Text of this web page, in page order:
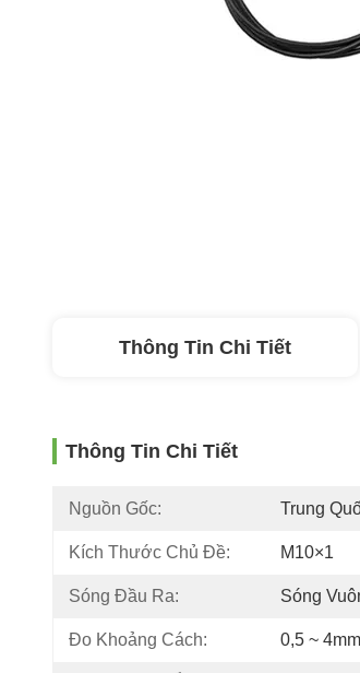
Thông Tin Chi Tiết
Thông Tin Chi Tiết
Nguồn Gốc: Trung
Kích Thước Chủ Đề: M10×1
Sóng Đầu Ra: Sóng
Đo Khoảng Cách: 0,5 ~ 4mm